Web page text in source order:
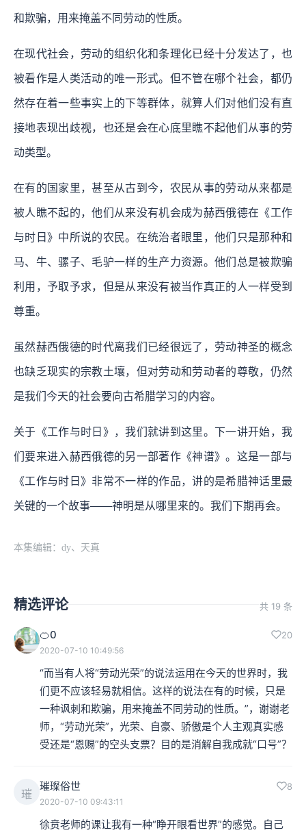
和欺骗，用来掩盖不同劳动的性质。
在现代社会，劳动的组织化和条理化已经十分发达了，也
被看作是人类活动的唯一形式。但不管在哪个社会，都仍
然存在着一些事实上的下等群体，就算人们对他们没有直
接地表现出歧视，也还是会在心底里瞧不起他们从事的劳
动类型。
在有的国家里，甚至从古到今，农民从事的劳动从来都是
被人瞧不起的，他们从来没有机会成为赫西俄德在《工作
与时日》中所说的农民。在统治者眼里，他们只是那种和
马、牛、骡子、毛驴一样的生产力资源。他们总是被欺骗
利用，予取予求，但是从来没有被当作真正的人一样受到
尊重。
虽然赫西俄德的时代离我们已经很远了，劳动神圣的概念
也缺乏现实的宗教土壤，但对劳动和劳动者的尊敬，仍然
是我们今天的社会要向古希腊学习的内容。
关于《工作与时日》，我们就讲到这里。下一讲开始，我
们要来进入赫西俄德的另一部著作《神谱》。这是一部与
《工作与时日》非常不一样的作品，讲的是希腊神话里最
关键的一个故事——神明是从哪里来的。我们下期再会。
本集编辑：dy、天真
精选评论 共 19 条
🍊0 20
2020-07-10 10:49:56
“而当有人将“劳动光荣”的说法运用在今天的世界时，我
们更不应该轻易就相信。这样的说法在有的时候，只是
一种讽刺和欺骗，用来掩盖不同劳动的性质。”，谢谢老
师，“劳动光荣”，光荣、自豪、骄傲是个人主观真实感
受还是“恩赐”的空头支票？目的是消解自我成就“口号”？
璀
璀璨俗世 8
2020-07-10 09:43:11
徐贲老师的课让我有一种“睁开眼看世界”的感觉。自己